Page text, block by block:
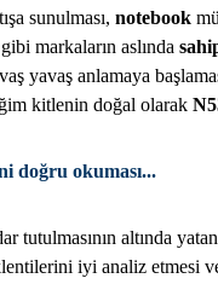
sunulması, notebook
gibi markaların aslında
yavaş anlamaya
kitlenin doğal olarak
doğru okuması...
tutulmasının altında
iyi analiz etmesi